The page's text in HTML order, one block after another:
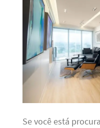
Se você está